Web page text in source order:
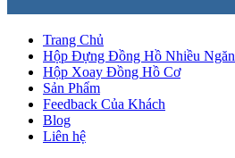
Trang Chủ
Hộp Đựng Đồng Hồ Nhiều Ngăn
Hộp Xoay Đồng Hồ Cơ
Sản Phẩm
Feedback Của Khách
Blog
Liên hệ